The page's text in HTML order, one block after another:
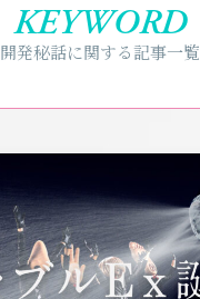
KEYWORD
開発秘話に関する記事一覧